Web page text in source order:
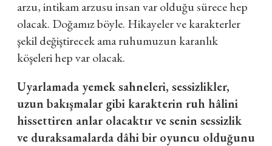
arzu, intikam arzusu insan var olduğu sürece hep
olacak. Doğamız böyle. Hikayeler ve karakterler
şekil değiştirecek ama ruhumuzun karanlık
köşeleri hep var olacak.
Uyarlamada yemek sahneleri, sessizlikler,
uzun bakışmalar gibi karakterin ruh hâlini
hissettiren anlar olacaktır ve senin sessizlik
ve duraksamalarda dâhi bir oyuncu olduğunu